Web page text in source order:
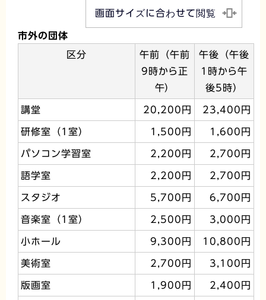
画面サイズに合わせて閲覧
市外の団体
区分
午前（午前
9時から正
午）
午後（午後
1時から午
後5時）
講堂 20,200円 23,400円
研修室（1室） 1,500円 1,600円
パソコン学習室 2,200円 2,700円
語学室 2,200円 2,700円
スタジオ 5,700円 6,700円
音楽室（1室） 2,500円 3,000円
小ホール 9,300円 10,800円
美術室 2,700円 3,100円
版画室 1,900円 2,400円